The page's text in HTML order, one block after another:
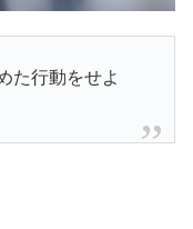
た行動をせよ